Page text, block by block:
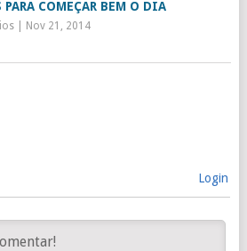
PARA COMEÇAR BEM O DIA
| Nov 21, 2014
Login